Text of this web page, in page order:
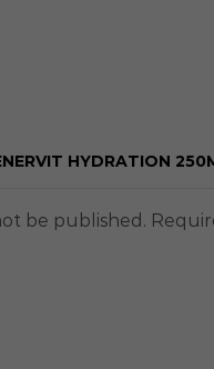
HYDRATION
be published.